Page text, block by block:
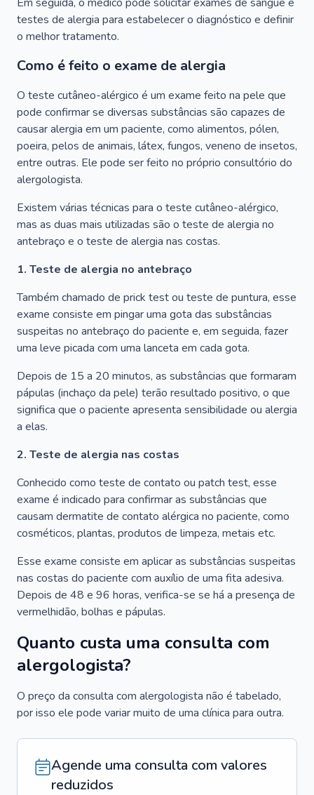
testes de alergia para estabelecer o diagnóstico e definir
o melhor tratamento.
Como é feito o exame de alergia
O teste cutâneo-alérgico é um exame feito na pele que
pode confirmar se diversas substâncias são capazes de
causar alergia em um paciente, como alimentos, pólen,
poeira, pelos de animais, látex, fungos, veneno de insetos,
entre outras. Ele pode ser feito no próprio consultório do
alergologista.
Existem várias técnicas para o teste cutâneo-alérgico,
mas as duas mais utilizadas são o teste de alergia no
antebraço e o teste de alergia nas costas.
1. Teste de alergia no antebraço
Também chamado de prick test ou teste de puntura, esse
exame consiste em pingar uma gota das substâncias
suspeitas no antebraço do paciente e, em seguida, fazer
uma leve picada com uma lanceta em cada gota.
Depois de 15 a 20 minutos, as substâncias que formaram
pápulas (inchaço da pele) terão resultado positivo, o que
significa que o paciente apresenta sensibilidade ou alergia
a elas.
2. Teste de alergia nas costas
Conhecido como teste de contato ou patch test, esse
exame é indicado para confirmar as substâncias que
causam dermatite de contato alérgica no paciente, como
cosméticos, plantas, produtos de limpeza, metais etc.
Esse exame consiste em aplicar as substâncias suspeitas
nas costas do paciente com auxílio de uma fita adesiva.
Depois de 48 e 96 horas, verifica-se se há a presença de
vermelhidão, bolhas e pápulas.
Quanto custa uma consulta com
alergologista?
O preço da consulta com alergologista não é tabelado,
por isso ele pode variar muito de uma clínica para outra.
Agende uma consulta com valores
reduzidos